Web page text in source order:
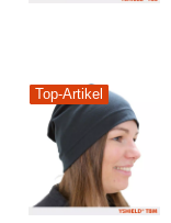
Top-Artikel